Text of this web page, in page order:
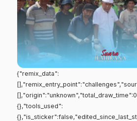
{"remix_data":
{},"tools_used":